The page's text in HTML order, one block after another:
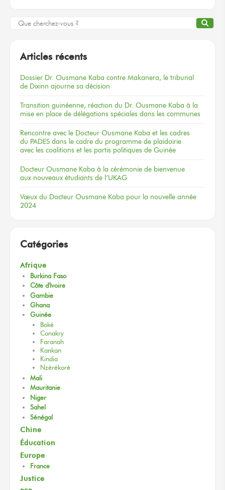
Articles récents
Dossier Dr. Ousmane Kaba contre Makanera, le tribunal
de Dixinn ajourne sa décision
Transition guinéenne, réaction du Dr. Ousmane Kaba à la
mise en place de délégations spéciales dans les communes
Rencontre avec le Docteur Ousmane Kaba et les cadres
du PADES dans le cadre du programme de plaidoirie
avec les coalitions et les partis politiques de Guinée
Docteur Ousmane Kaba à la cérémonie de bienvenue
aux nouveaux étudiants de l’UKAG
Vœux du Docteur Ousmane Kaba pour la nouvelle année
2024
Catégories
Afrique
Burkina Faso
Côte d'Ivoire
Gambie
Ghana
Guinée
Boké
Conakry
Faranah
Kankan
Kindia
Nzérékoré
Mali
Mauritanie
Niger
Sahel
Sénégal
Chine
Éducation
Europe
France
Justice